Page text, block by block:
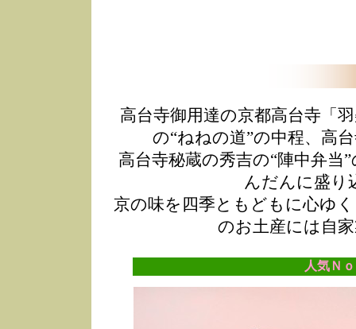
高台寺御用達の京都高台寺「
の“ねねの道”の中程、高
高台寺秘蔵の秀吉の“陣中弁
んだんに盛り
京の味を四季ともどもに心ゆ
のお土産には自
人気Ｎ